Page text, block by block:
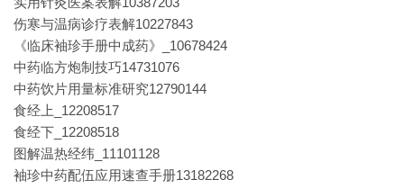
伤寒与温病诊疗表解10227843
《临床袖珍手册中成药》_10678424
中药临方炮制技巧14731076
中药饮片用量标准研究12790144
食经上_12208517
食经下_12208518
图解温热经纬_11101128
袖珍中药配伍应用速查手册13182268